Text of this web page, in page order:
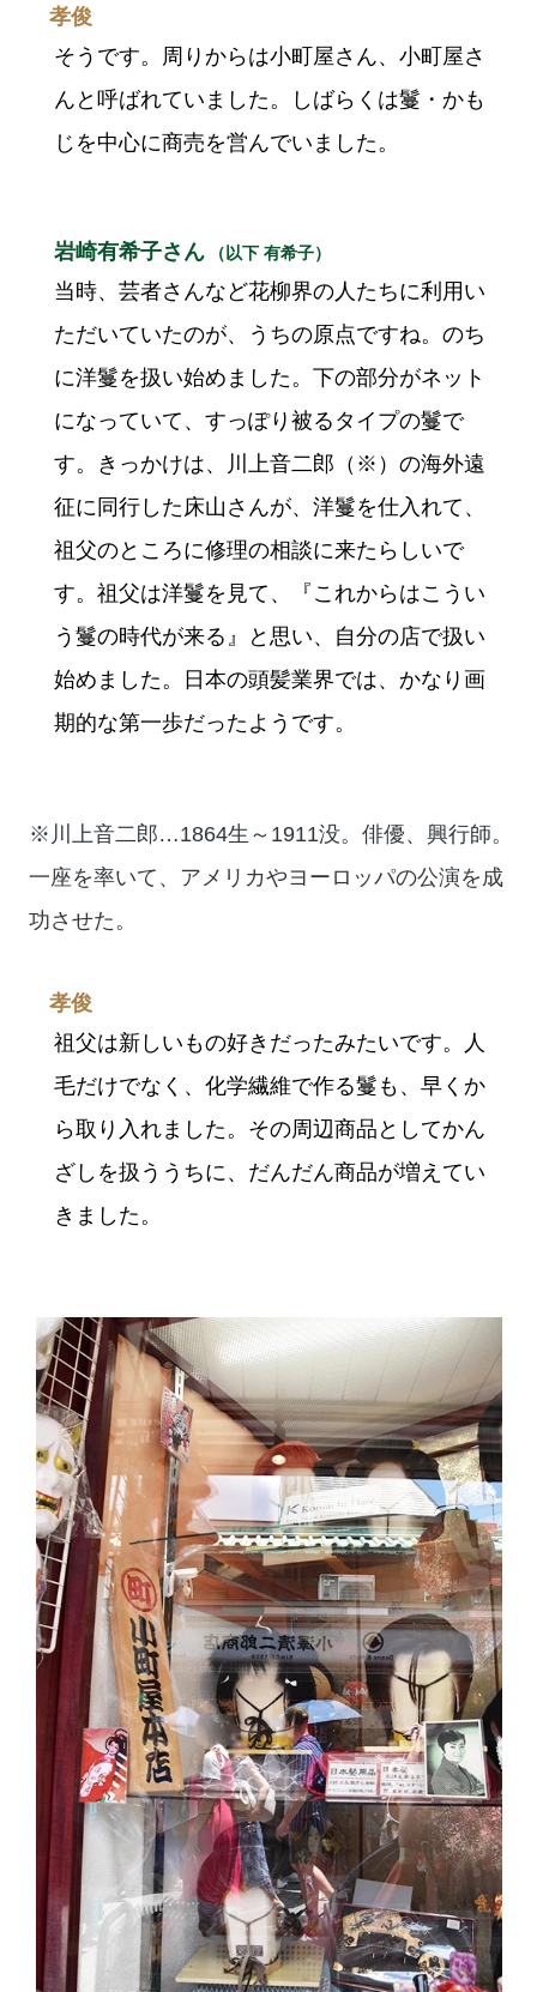
孝俊
そうです。周りからは小町屋さん、小町屋さ
んと呼ばれていました。しばらくは鬘・かも
じを中心に商売を営んでいました。
岩崎有希子さん （以下 有希子）
当時、芸者さんなど花柳界の人たちに利用い
ただいていたのが、うちの原点ですね。のち
に洋鬘を扱い始めました。下の部分がネット
になっていて、すっぽり被るタイプの鬘で
す。きっかけは、川上音二郎（※）の海外遠
征に同行した床山さんが、洋鬘を仕入れて、
祖父のところに修理の相談に来たらしいで
す。祖父は洋鬘を見て、『これからはこうい
う鬘の時代が来る』と思い、自分の店で扱い
始めました。日本の頭髪業界では、かなり画
期的な第一歩だったようです。
※川上音二郎…1864生～1911没。俳優、興行師。
一座を率いて、アメリカやヨーロッパの公演を成
功させた。
孝俊
祖父は新しいもの好きだったみたいです。人
毛だけでなく、化学繊維で作る鬘も、早くか
ら取り入れました。その周辺商品としてかん
ざしを扱ううちに、だんだん商品が増えてい
きました。